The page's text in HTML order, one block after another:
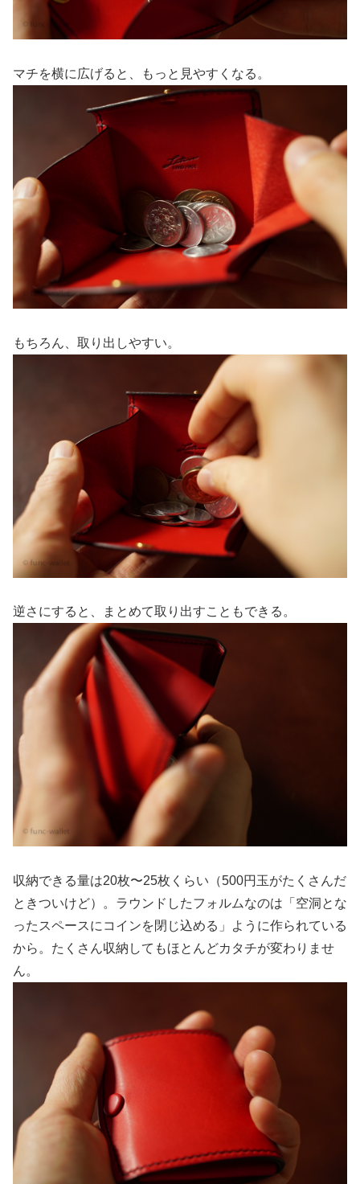
マチを横に広げると、もっと見やすくなる。
もちろん、取り出しやすい。
逆さにすると、まとめて取り出すこともできる。
収納できる量は20枚〜25枚くらい（500円玉がたくさんだ
ときついけど）。ラウンドしたフォルムなのは「空洞とな
ったスペースにコインを閉じ込める」ように作られている
から。たくさん収納してもほとんどカタチが変わりませ
ん。